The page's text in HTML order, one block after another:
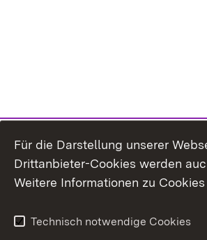
Für die Darstellung unserer
Drittanbieter-Cookies werden
Weitere Informationen zu
Technisch notwendige Cookies